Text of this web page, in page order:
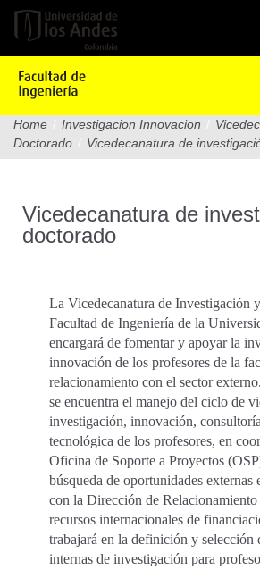
Pasar
contenido
Home / Investigacion Innovacion /
Doctorado / Vicedecanatura de
Vicedecanatura de
doctorado
La Vicedecanatura de Investigación
Facultad de Ingeniería de la
encargará de fomentar y apoyar la
innovación de los profesores de la
relacionamiento con el sector
se encuentra el manejo del ciclo de
investigación, innovación,
tecnológica de los profesores, en
Oficina de Soporte a Proyectos
búsqueda de oportunidades externas
con la Dirección de
recursos internacionales de
trabajará en la definición y selección
internas de investigación para